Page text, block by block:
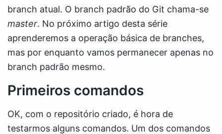
branch atual. O branch padrão do Git chama-se
master. No próximo artigo desta série
aprenderemos a operação básica de branches,
mas por enquanto vamos permanecer apenas no
branch padrão mesmo.
Primeiros comandos
OK, com o repositório criado, é hora de
testarmos alguns comandos. Um dos comandos